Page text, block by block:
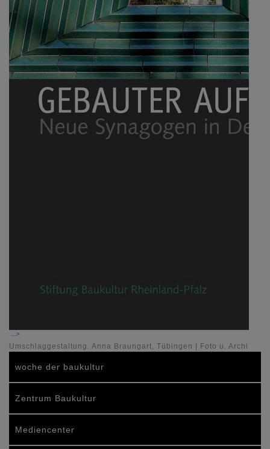
Umschlaggestaltung: Anna Braungart, Tübingen | Foto u. Architekt:
woche der baukultur
Zentrum Baukultur
Mediencenter